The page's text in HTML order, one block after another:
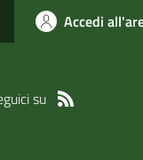
Accedi
su